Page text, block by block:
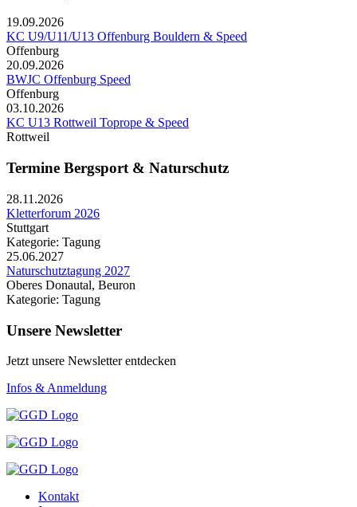
19.09.2026
KC U9/U11/U13 Offenburg Bouldern & Speed
Offenburg
20.09.2026
BWJC Offenburg Speed
Offenburg
03.10.2026
KC U13 Rottweil Toprope & Speed
Rottweil
Termine Bergsport & Naturschutz
28.11.2026
Kletterforum 2026
Stuttgart
Kategorie: Tagung
25.06.2027
Naturschutztagung 2027
Oberes Donautal, Beuron
Kategorie: Tagung
Unsere Newsletter
Jetzt unsere Newsletter entdecken
Infos & Anmeldung
Kontakt